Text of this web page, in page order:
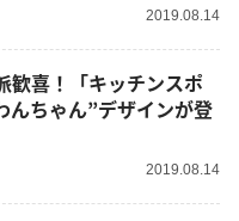
2019.08.14
歓喜！「キッチンスポ
んちゃん”デザインが登
2019.08.14